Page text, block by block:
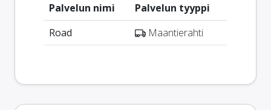
Palvelun nimi
Palvelun tyyppi
Road
Maantierahti